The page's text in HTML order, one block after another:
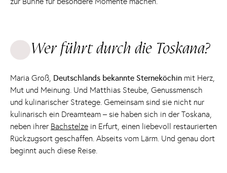
Wer führt durch die Toskana?
Maria Groß, Deutschlands bekannte Sterneköchin mit Herz,
Mut und Meinung. Und Matthias Steube, Genussmensch
und kulinarischer Stratege. Gemeinsam sind sie nicht nur
kulinarisch ein Dreamteam – sie haben sich in der Toskana,
neben ihrer Bachstelze in Erfurt, einen liebevoll restaurierten
Rückzugsort geschaffen. Abseits vom Lärm. Und genau dort
beginnt auch diese Reise.